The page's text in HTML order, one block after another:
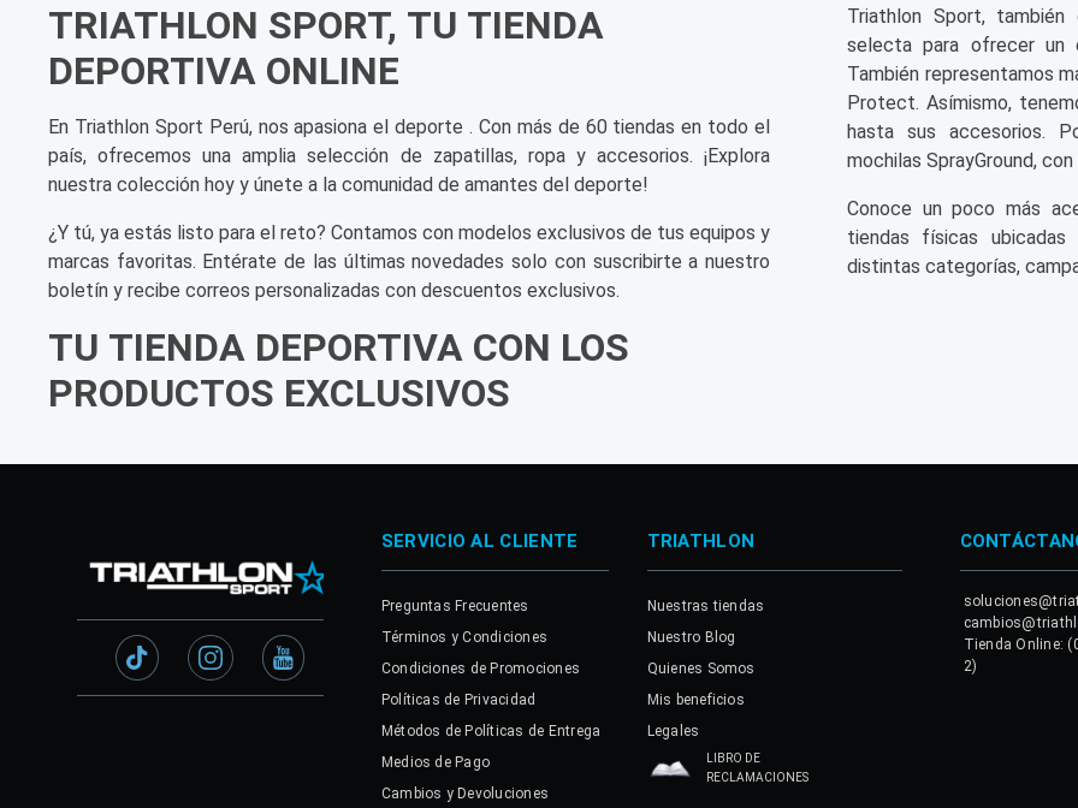
TRIATHLON SPORT, TU TIENDA
DEPORTIVA ONLINE
En Triathlon Sport Perú, nos apasiona el deporte . Con más de 60 tiendas en todo el
país, ofrecemos una amplia selección de zapatillas, ropa y accesorios. ¡Explora
nuestra colección hoy y únete a la comunidad de amantes del deporte!
¿Y tú, ya estás listo para el reto? Contamos con modelos exclusivos de tus equipos y
marcas favoritas. Entérate de las últimas novedades solo con suscribirte a nuestro
boletín y recibe correos personalizadas con descuentos exclusivos.
TU TIENDA DEPORTIVA CON LOS
PRODUCTOS EXCLUSIVOS
Triathlon Sport, también
selecta para ofrecer un
También representamos
Protect. Asímismo,
hasta sus accesorios.
mochilas SprayGround,
Conoce un poco más
tiendas físicas
distintas categorías,
SERVICIO AL CLIENTE
Preguntas Frecuentes
Términos y Condiciones
Condiciones de Promociones
Políticas de Privacidad
Métodos de Políticas de Entrega
Medios de Pago
Cambios y Devoluciones
TRIATHLON
Nuestras tiendas
Nuestro Blog
Quienes Somos
Mis beneficios
Legales
LIBRO DE
RECLAMACIONES
Tienda Online:
2)